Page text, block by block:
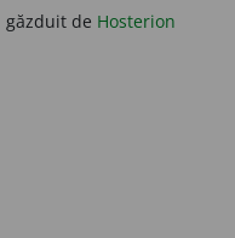
găzduit de Hosterion